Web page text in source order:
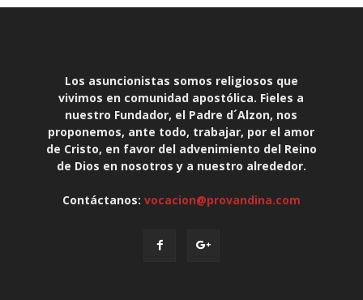
Los asuncionistas somos religiosos que
vivimos en comunidad apostólica. Fieles a
nuestro Fundador, el Padre d´Alzon, nos
proponemos, ante todo, trabajar, por el amor
de Cristo, en favor del advenimiento del Reino
de Dios en nosotros y a nuestro alrededor.
Contáctanos: vocacion@provandina.com